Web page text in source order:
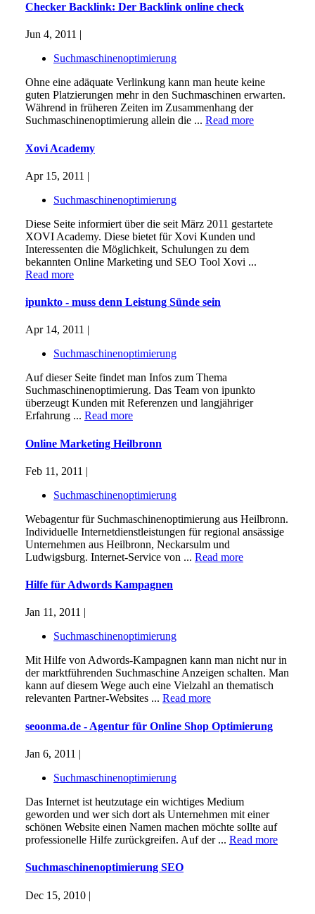
Checker Backlink: Der Backlink online check
Jun 4, 2011 |
Suchmaschinenoptimierung
Ohne eine adäquate Verlinkung kann man heute keine
guten Platzierungen mehr in den Suchmaschinen erwarten.
Während in früheren Zeiten im Zusammenhang der
Suchmaschinenoptimierung allein die ... Read more
Xovi Academy
Apr 15, 2011 |
Suchmaschinenoptimierung
Diese Seite informiert über die seit März 2011 gestartete
XOVI Academy. Diese bietet für Xovi Kunden und
Interessenten die Möglichkeit, Schulungen zu dem
bekannten Online Marketing und SEO Tool Xovi ...
Read more
ipunkto - muss denn Leistung Sünde sein
Apr 14, 2011 |
Suchmaschinenoptimierung
Auf dieser Seite findet man Infos zum Thema
Suchmaschinenoptimierung. Das Team von ipunkto
überzeugt Kunden mit Referenzen und langjähriger
Erfahrung ... Read more
Online Marketing Heilbronn
Feb 11, 2011 |
Suchmaschinenoptimierung
Webagentur für Suchmaschinenoptimierung aus Heilbronn.
Individuelle Internetdienstleistungen für regional ansässige
Unternehmen aus Heilbronn, Neckarsulm und
Ludwigsburg. Internet-Service von ... Read more
Hilfe für Adwords Kampagnen
Jan 11, 2011 |
Suchmaschinenoptimierung
Mit Hilfe von Adwords-Kampagnen kann man nicht nur in
der marktführenden Suchmaschine Anzeigen schalten. Man
kann auf diesem Wege auch eine Vielzahl an thematisch
relevanten Partner-Websites ... Read more
seoonma.de - Agentur für Online Shop Optimierung
Jan 6, 2011 |
Suchmaschinenoptimierung
Das Internet ist heutzutage ein wichtiges Medium
geworden und wer sich dort als Unternehmen mit einer
schönen Website einen Namen machen möchte sollte auf
professionelle Hilfe zurückgreifen. Auf der ... Read more
Suchmaschinenoptimierung SEO
Dec 15, 2010 |